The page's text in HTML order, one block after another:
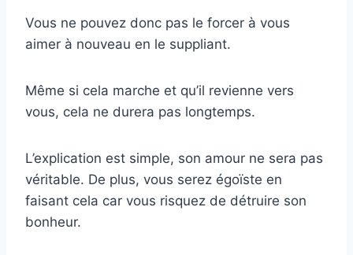
Vous ne pouvez donc pas le forcer à vous
aimer à nouveau en le suppliant.
Même si cela marche et qu’il revienne vers
vous, cela ne durera pas longtemps.
L’explication est simple, son amour ne sera pas
véritable. De plus, vous serez égoïste en
faisant cela car vous risquez de détruire son
bonheur.